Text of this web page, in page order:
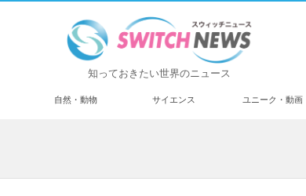
知っておきたい世界のニュース
自然・動物 サイエンス ユニーク・動画